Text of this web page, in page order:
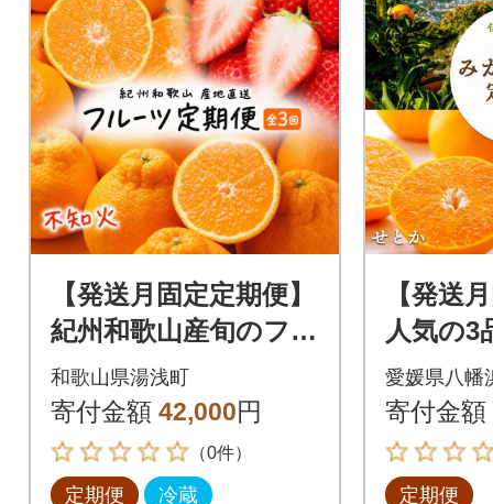
【発送月固定定期便】
紀州和歌山産旬のフル
ーツセット(田村みか
ん・いちご・紀州デ
コ)全3回
和歌山県湯浅町
寄付金額 42,000円
（0件）
定期便 冷蔵
【発送
人気の3
まどん
5-287】
愛媛県八幡
寄付金額
定期便